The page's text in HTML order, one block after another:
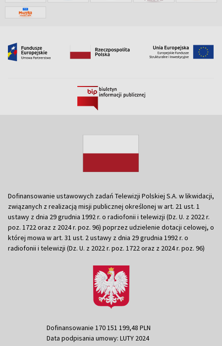
Dofinansowanie ustawowych zadań Telewizji Polskiej S.A. w likwidacji,
związanych z realizacją misji publicznej określonej w art. 21 ust. 1
ustawy z dnia 29 grudnia 1992 r. o radiofonii i telewizji (Dz. U. z 2022 r.
poz. 1722 oraz z 2024 r. poz. 96) poprzez udzielenie dotacji celowej, o
której mowa w art. 31 ust. 2 ustawy z dnia 29 grudnia 1992 r. o
radiofonii i telewizji (Dz. U. z 2022 r. poz. 1722 oraz z 2024 r. poz. 96)
Dofinansowanie 170 151 199,48 PLN
Data podpisania umowy: LUTY 2024